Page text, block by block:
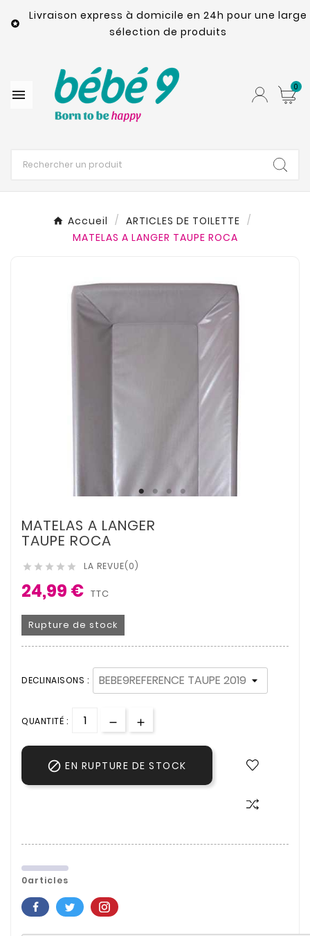

Livraison express à domicile en 24h pour une large
sélection de produits
 0
Accueil
ARTICLES DE TOILETTE
MATELAS A LANGER TAUPE ROCA
MATELAS A LANGER
TAUPE ROCA
     LA REVUE(0)
24,99 € TTC
Rupture de stock
DECLINAISONS :
QUANTITÉ :
 EN RUPTURE DE STOCK
0articles